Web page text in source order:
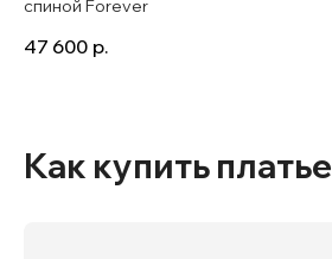
спиной Forever
47 600 р.
Как купить платье